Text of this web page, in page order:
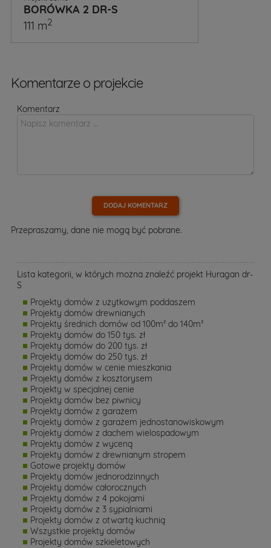
BORÓWKA 2 DR-S
111 m2
Komentarze o projekcie
Komentarz
DODAJ KOMENTARZ
Przepraszamy, dane nie mogą być pobrane.
Lista kategorii, w których można znaleźć projekt Huragan dr-
S
Projekty domów z użytkowym poddaszem
Projekty domów drewnianych
Projekty średnich domów od 100m² do 140m²
Projekty domów do 150 tys. zł
Projekty domów do 200 tys. zł
Projekty domów do 250 tys. zł
Projekty domów w cenie mieszkania
Projekty domów z kosztorysem
Projekty w specjalnej cenie
Projekty domów bez piwnicy
Projekty domów z garażem
Projekty domów z garażem jednostanowiskowym
Projekty domów z dachem wielospadowym
Projekty domów z wyceną
Projekty domów z drewnianym stropem
Gotowe projekty domów
Projekty domów jednorodzinnych
Projekty domów całorocznych
Projekty domów z 4 pokojami
Projekty domów z 3 sypialniami
Projekty domów z otwartą kuchnią
Wszystkie projekty domów
Projekty domów szkieletowych